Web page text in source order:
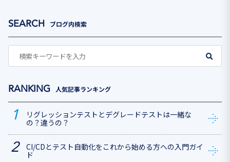
ブログ内検索
人気記事ランキング
リグレッションテストとデグレードテストは一緒な
の？違うの？
CI/CDとテスト自動化をこれから始める方への入門ガイ
ド